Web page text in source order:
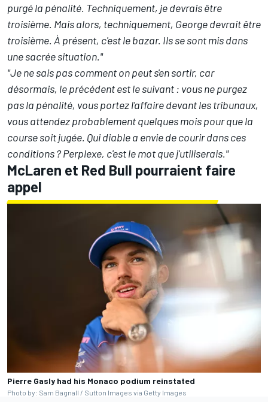
purgé la pénalité. Techniquement, je devrais être
troisième. Mais alors, techniquement, George devrait être
troisième. À présent, c'est le bazar. Ils se sont mis dans
une sacrée situation."
"Je ne sais pas comment on peut s'en sortir, car
désormais, le précédent est le suivant : vous ne purgez
pas la pénalité, vous portez l'affaire devant les tribunaux,
vous attendez probablement quelques mois pour que la
course soit jugée. Qui diable a envie de courir dans ces
conditions? Perplexe, c'est le mot que j'utiliserais."
McLaren et Red Bull pourraient faire
appel
Pierre Gasly had his Monaco podium reinstated
Photo by: Sam Bagnall / Sutton Images via Getty Images